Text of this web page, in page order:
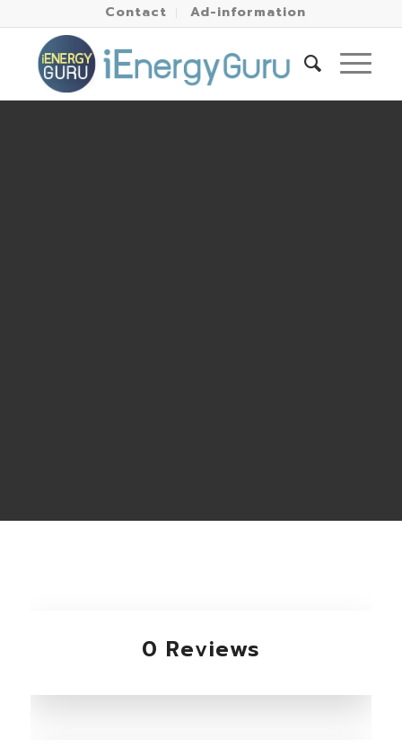
Contact Ad-information
0 Reviews